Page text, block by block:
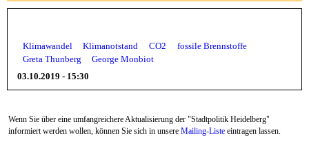
Klimawandel Klimanotstand CO2
fossile Brennstoffe
Greta Thunberg
George Monbiot
03.10.2019 - 15:30
Wenn Sie über eine umfangreichere Aktualisierung der "Stadtpolitik Heidelberg"
informiert werden wollen, können Sie sich in unsere Mailing-Liste eintragen lassen.